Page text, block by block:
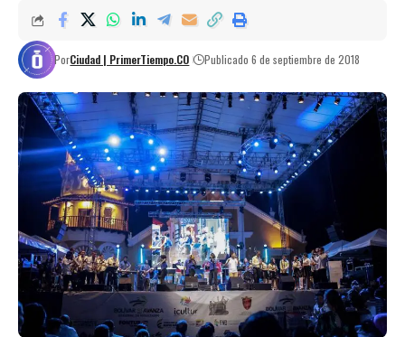
PorCiudad | PrimerTiempo.CO Publicado 6 de septiembre de 2018